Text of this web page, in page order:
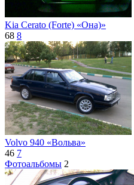
Kia Cerato (Forte) «Она)»
68 8
Volvo 940 «Вольва»
46 7
Фотоальбомы 2